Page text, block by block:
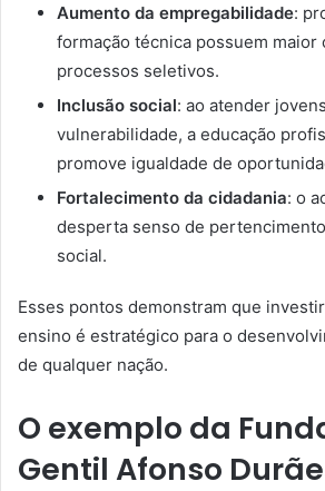
Aumento da empregabilidade:
formação técnica possuem maior
processos seletivos.
Inclusão social: ao atender
vulnerabilidade, a educação
promove igualdade de
Fortalecimento da cidadania: o
desperta senso de
social.
Esses pontos demonstram que
ensino é estratégico para o
de qualquer nação.
O exemplo da
Gentil Afonso